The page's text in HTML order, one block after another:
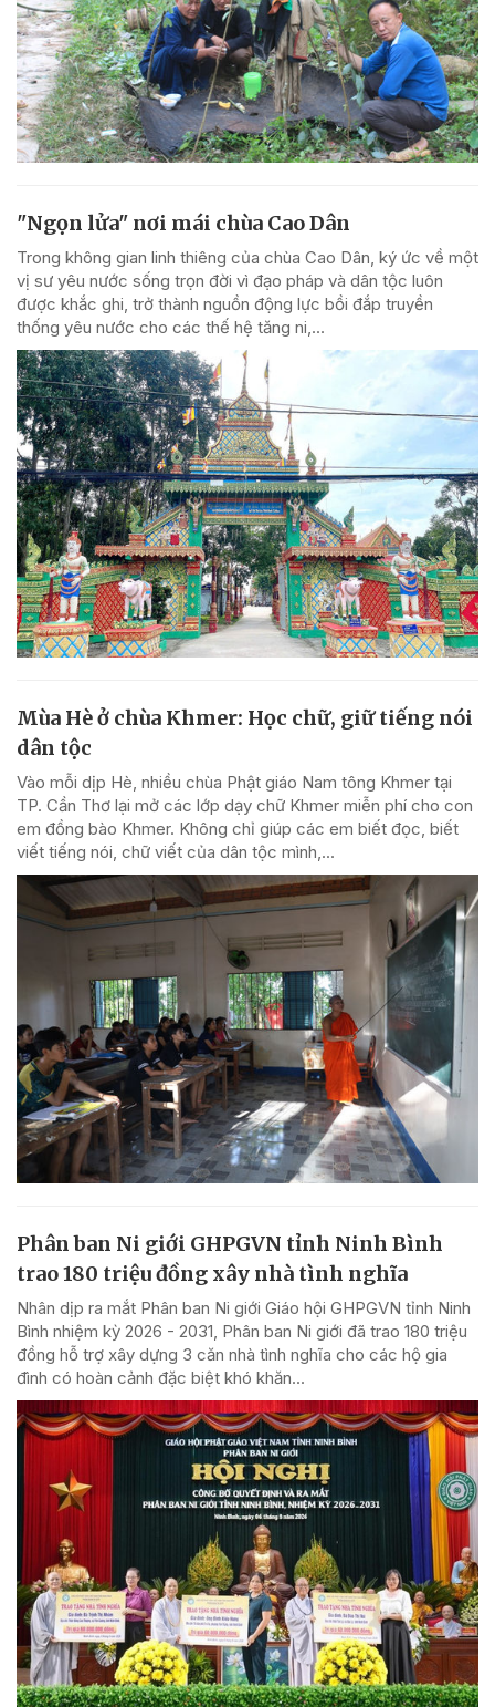
"Ngọn lửa" nơi mái chùa Cao Dân
Trong không gian linh thiêng của chùa Cao Dân, ký ức về một
vị sư yêu nước sống trọn đời vì đạo pháp và dân tộc luôn
được khắc ghi, trở thành nguồn động lực bồi đắp truyền
thống yêu nước cho các thế hệ tăng ni,...
Mùa Hè ở chùa Khmer: Học chữ, giữ tiếng nói
dân tộc
Vào mỗi dịp Hè, nhiều chùa Phật giáo Nam tông Khmer tại
TP. Cần Thơ lại mở các lớp dạy chữ Khmer miễn phí cho con
em đồng bào Khmer. Không chỉ giúp các em biết đọc, biết
viết tiếng nói, chữ viết của dân tộc mình,...
Phân ban Ni giới GHPGVN tỉnh Ninh Bình
trao 180 triệu đồng xây nhà tình nghĩa
Nhân dịp ra mắt Phân ban Ni giới Giáo hội GHPGVN tỉnh Ninh
Bình nhiệm kỳ 2026 - 2031, Phân ban Ni giới đã trao 180 triệu
đồng hỗ trợ xây dựng 3 căn nhà tình nghĩa cho các hộ gia
đình có hoàn cảnh đặc biệt khó khăn...